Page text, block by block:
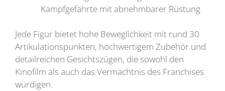
Kampfgefährte mit abnehmbarer Rüstung
Jede Figur bietet hohe Beweglichkeit mit rund 30
Artikulationspunkten, hochwertigem Zubehör und
detailreichen Gesichtszügen, die sowohl den
Kinofilm als auch das Vermächtnis des Franchises
würdigen.